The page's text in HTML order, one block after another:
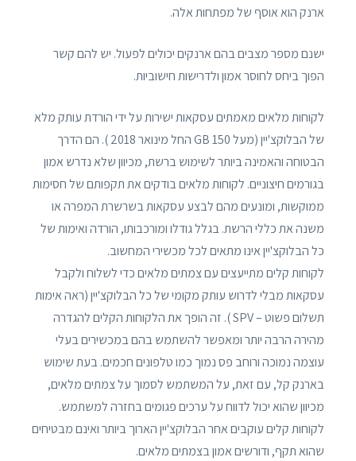
ארנק הוא אוסף של מפתחות אלה.
ישנם מספר מצבים בהם ארנקים יכולים לפעול. יש להם קשר
הפוך ביחס לחוסר אמון ולדרישות חישוביות.
לקוחות מלאים מאמתים עסקאות ישירות על ידי הורדת עותק מלא
של הבלוקצ'יין (מעל 150 GB החל מינואר 2018 ). הם הדרך
הבטוחה והאמינה ביותר לשימוש ברשת, מכיוון שלא נדרש אמון
בגורמים חיצוניים. לקוחות מלאים בודקים את תקפותם של חסימות
ממוקשות, ומונעים מהם לבצע עסקאות בשרשרת המפרה או
משנה את כללי הרשת. בגלל גודלו ומורכבותו, הורדה ואימות של
כל הבלוקצ'יין אינו מתאים לכל מכשירי המחשוב.
לקוחות קלים מתייעצים עם צמתים מלאים כדי לשלוח ולקבל
עסקאות מבלי לדרוש עותק מקומי של כל הבלוקצ'יין (ראה אימות
תשלום פשוט – SPV ). זה הופך את הלקוחות הקלים להגדרה
מהירה הרבה יותר ומאפשר להשתמש בהם במכשירים בעלי
עוצמה נמוכה ורוחב פס נמוך כמו טלפונים חכמים. בעת שימוש
בארנק קל, עם זאת, על המשתמש לסמוך על צמתים מלאים,
מכיוון שהוא יכול לדווח על ערכים פגומים בחזרה למשתמש.
לקוחות קלים עוקבים אחר הבלוקצ'יין הארוך ביותר ואינם מבטיחים
שהוא תקף, ודורשים אמון בצמתים מלאים.